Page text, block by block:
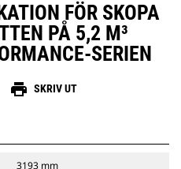
FÖR SKOPA
PÅ 5,2 M³
SERIEN
print SKRIV UT
3193 mm